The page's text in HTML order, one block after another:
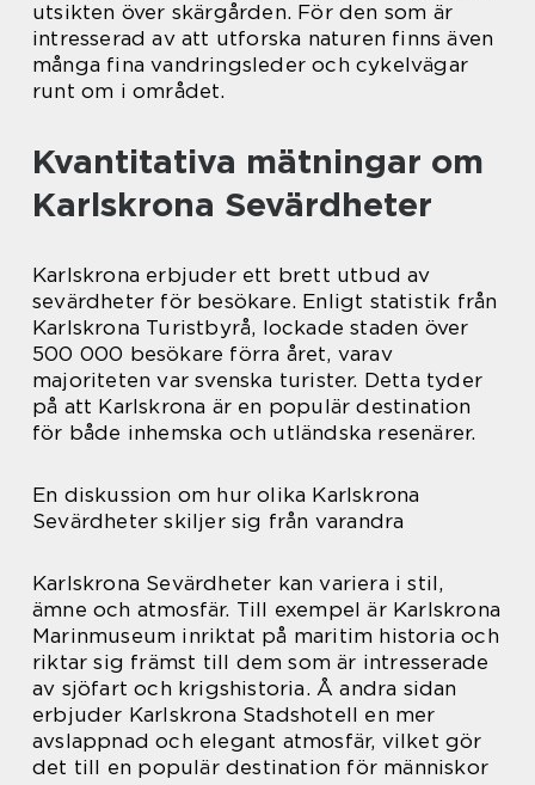
utsikten över skärgården. För den som är
intresserad av att utforska naturen finns även
många fina vandringsleder och cykelvägar
runt om i området.
Kvantitativa mätningar om
Karlskrona Sevärdheter
Karlskrona erbjuder ett brett utbud av
sevärdheter för besökare. Enligt statistik från
Karlskrona Turistbyrå, lockade staden över
500 000 besökare förra året, varav
majoriteten var svenska turister. Detta tyder
på att Karlskrona är en populär destination
för både inhemska och utländska resenärer.
En diskussion om hur olika Karlskrona
Sevärdheter skiljer sig från varandra
Karlskrona Sevärdheter kan variera i stil,
ämne och atmosfär. Till exempel är Karlskrona
Marinmuseum inriktat på maritim historia och
riktar sig främst till dem som är intresserade
av sjöfart och krigshistoria. Å andra sidan
erbjuder Karlskrona Stadshotell en mer
avslappnad och elegant atmosfär, vilket gör
det till en populär destination för människor